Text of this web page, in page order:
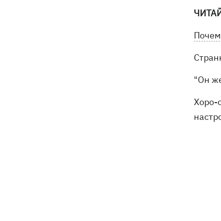
"Он
Хоро-